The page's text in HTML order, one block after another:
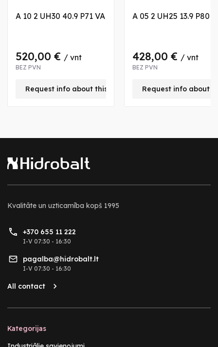
A 10 2 UH30 40.9 P71 VA
520,00 € / vnt
BEZ PVN
Request info about this product
A 05 2 UH25 13.9 P80
428,00 € / vnt
BEZ PVN
Request info about
Kvalitāte un uzticamība kopš 1995
+370 655 11 222
I-V 07:30 - 16:30
pagalba@hidrobalt.lt
I-V 07:30 - 16:30
All contact
Kategorijas